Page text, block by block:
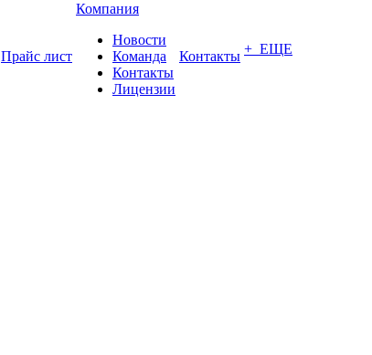
Прайс лист
Компания
Новости
Команда
Контакты
Лицензии
Контакты + ЕЩЕ